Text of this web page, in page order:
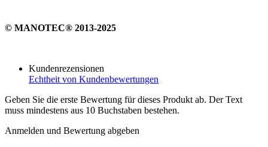
© MANOTEC® 2013-2025
Kundenrezensionen
Echtheit von Kundenbewertungen
Geben Sie die erste Bewertung für dieses Produkt ab. Der Text
muss mindestens aus 10 Buchstaben bestehen.
Anmelden und Bewertung abgeben